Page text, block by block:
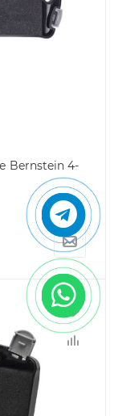
Bernstein 4-